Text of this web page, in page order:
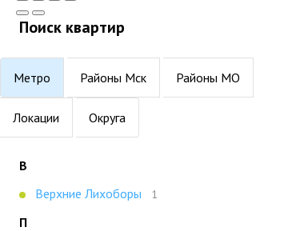
Поиск квартир
Метро Районы Мск Районы МО
Локации Округа
В
Верхние Лихоборы
1
П